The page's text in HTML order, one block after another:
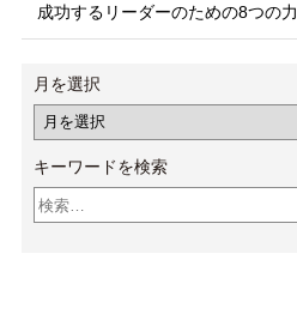
成功するリーダーのための8つの力
月を選択
キーワードを検索